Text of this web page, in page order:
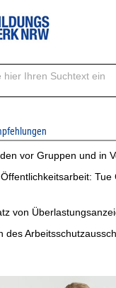
vor Gruppen und in
Tue
von
des